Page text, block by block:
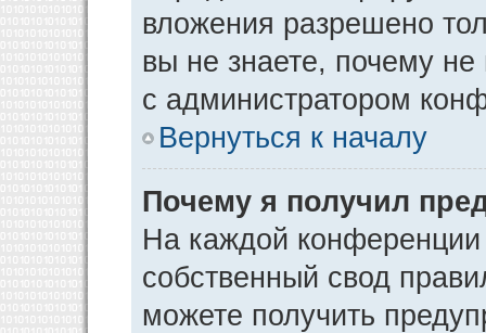
вложения разрешено
вы не знаете, почему
с администратором
Вернуться к началу
Почему я получил
На каждой конференции
собственный свод
можете получить